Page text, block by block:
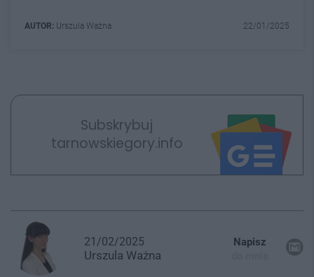
AUTOR: Urszula Ważna 22/01/2025
Subskrybuj
tarnowskiegory.info
21/02/2025
Urszula Ważna
Napisz